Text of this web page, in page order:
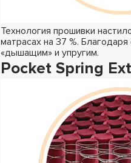
Технология прошивки
матрасах на 37 %.
«дышащим» и упругим.
Pocket Spring